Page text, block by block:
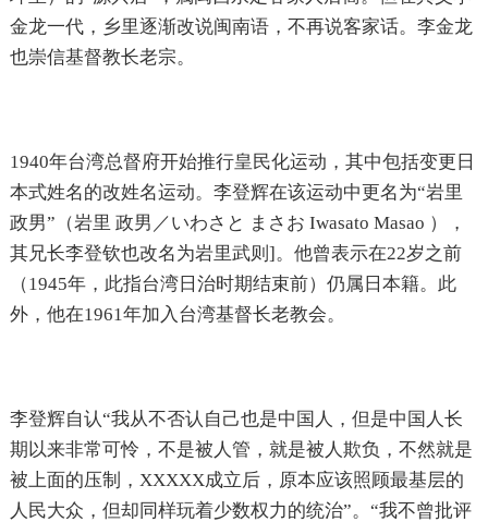
金龙一代，乡里逐渐改说闽南语，不再说客家话。李金龙
也崇信基督教长老宗。
1940年台湾总督府开始推行皇民化运动，其中包括变更日
本式姓名的改姓名运动。李登辉在该运动中更名为“岩里
政男”（岩里 政男／いわさと まさお Iwasato Masao ），
其兄长李登钦也改名为岩里武则]。他曾表示在22岁之前
（1945年，此指台湾日治时期结束前）仍属日本籍。此
外，他在1961年加入台湾基督长老教会。
李登辉自认“我从不否认自己也是中国人，但是中国人长
期以来非常可怜，不是被人管，就是被人欺负，不然就是
被上面的压制，XXXXX成立后，原本应该照顾最基层的
人民大众，但却同样玩着少数权力的统治”。“我不曾批评